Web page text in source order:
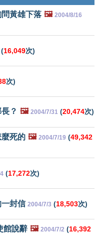
黃雄下落 🖼️ 2004/8/16
(16,049次)
次)
？ 🖼️ 2004/7/31 (20,474次)
死的 🖼️ 2004/7/19 (49,342
(17,272次)
一封信 2004/7/3 (18,503次)
館說辭 🖼️ 2004/7/2 (16,392